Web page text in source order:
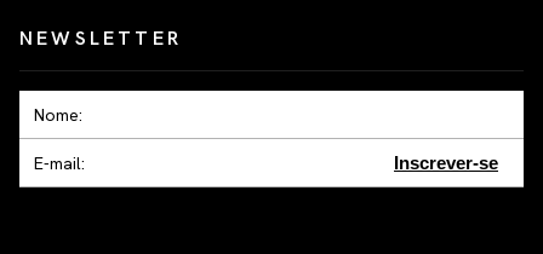
NEWSLETTER
Inscrever-se